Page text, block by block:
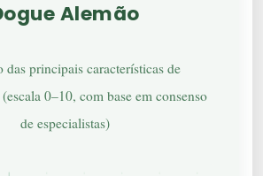
Alemão
das principais características de
0–10, com base em consenso
de especialistas)